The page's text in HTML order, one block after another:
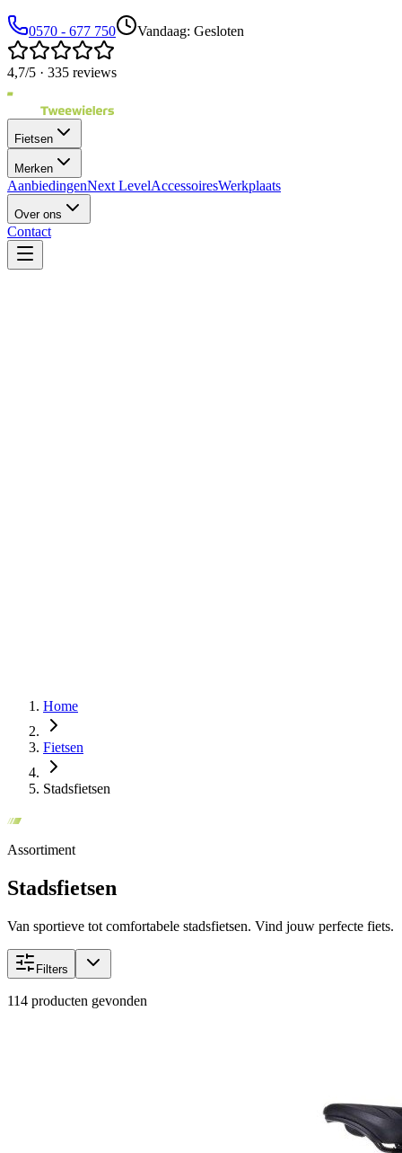
0570 - 677 750 Vandaag: Gesloten
4,7/5 · 335 reviews
Fietsen
Merken
AanbiedingenNext LevelAccessoiresWerkplaats
Over ons
Contact
Home
Fietsen
Stadsfietsen
Assortiment
Stadsfietsen
Van sportieve tot comfortabele stadsfietsen. Vind jouw perfecte fiets.
Filters
114 producten gevonden